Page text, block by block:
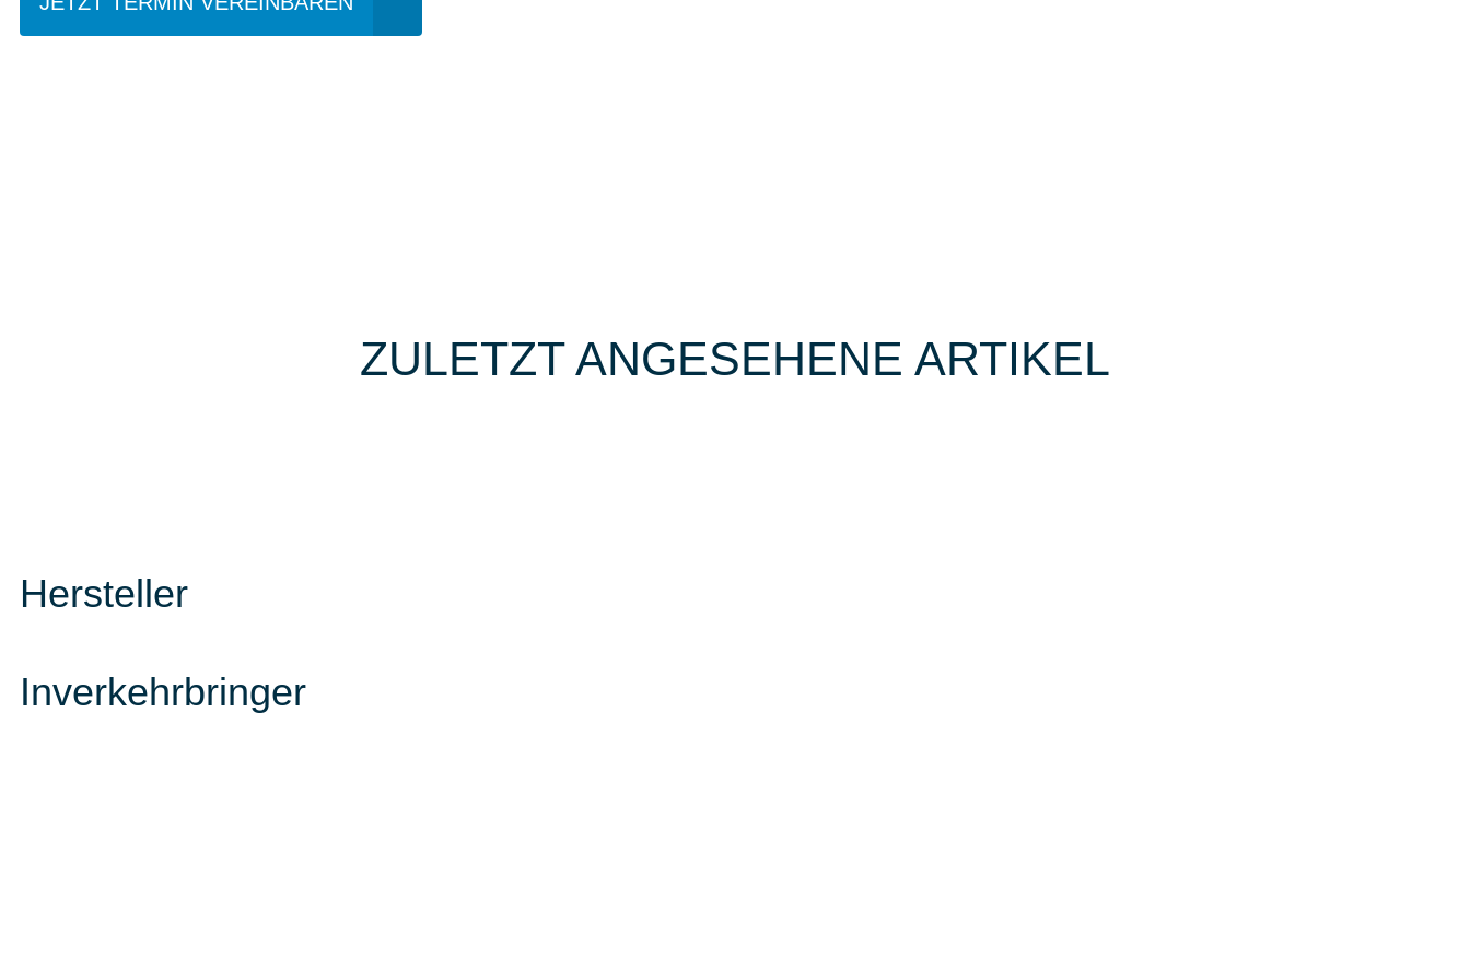
ZULETZT ANGESEHENE ARTIKEL
Hersteller
Inverkehrbringer